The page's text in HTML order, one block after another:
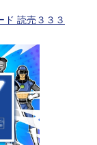
ド 読売３３３